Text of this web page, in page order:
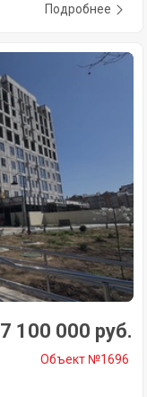
Подробнее
7 100 000 руб.
Объект №1696